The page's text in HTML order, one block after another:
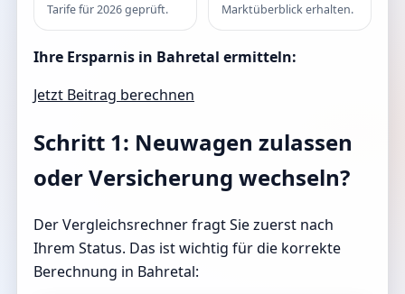
Tarife für 2026 geprüft. Marktüberblick erhalten.
Ihre Ersparnis in Bahretal ermitteln:
Jetzt Beitrag berechnen
Schritt 1: Neuwagen zulassen
oder Versicherung wechseln?
Der Vergleichsrechner fragt Sie zuerst nach
Ihrem Status. Das ist wichtig für die korrekte
Berechnung in Bahretal: